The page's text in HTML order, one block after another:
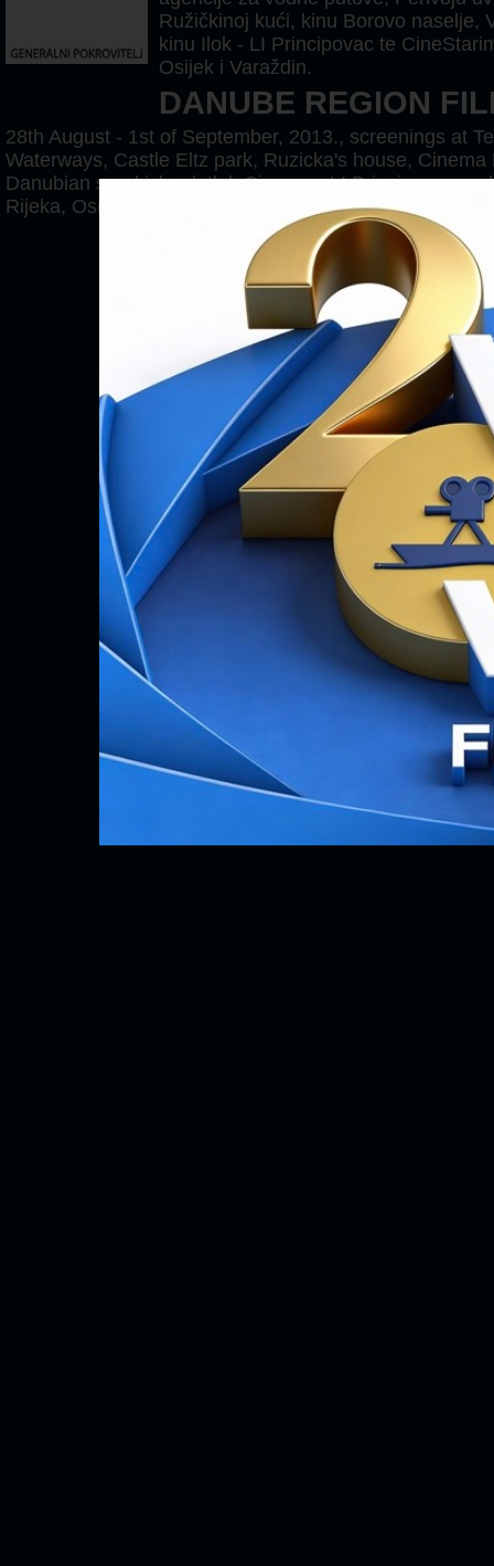
Ružičkinoj kući, kinu Borovo naselje,
kinu Ilok - LI Principovac te
Osijek i Varaždin.
DANUBE REGION
28th August - 1st of September, 2013., screenings at
Waterways, Castle Eltz park, Ruzicka's house, Cinema
Danubian sand island, Ilok Cinema - LI Principovac
Rijeka, Osijek and Varazdin.